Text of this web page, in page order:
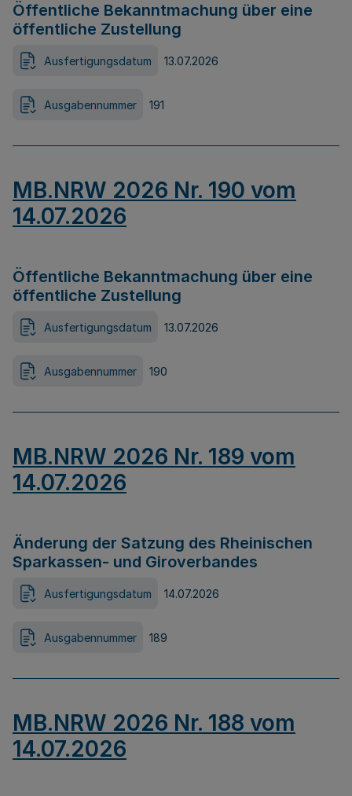
Öffentliche Bekanntmachung über eine
öffentliche Zustellung
Ausfertigungsdatum 13.07.2026
Ausgabennummer 191
MB.NRW 2026 Nr. 190 vom
14.07.2026
Öffentliche Bekanntmachung über eine
öffentliche Zustellung
Ausfertigungsdatum 13.07.2026
Ausgabennummer 190
MB.NRW 2026 Nr. 189 vom
14.07.2026
Änderung der Satzung des Rheinischen
Sparkassen- und Giroverbandes
Ausfertigungsdatum 14.07.2026
Ausgabennummer 189
MB.NRW 2026 Nr. 188 vom
14.07.2026